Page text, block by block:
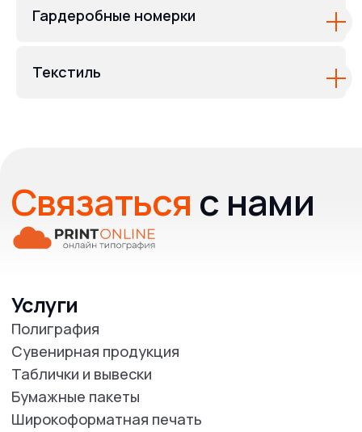
Гардеробные номерки
Текстиль